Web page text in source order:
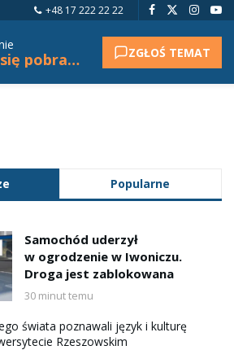
+48 17 222 22 22
Nie udało się pobrać tytułu. ZGŁOŚ TEMAT
Popularne
Samochód uderzył
w ogrodzenie w Iwoniczu.
Droga jest zablokowana
30 minut temu
świata poznawali język i kulturę
Rzeszowskim